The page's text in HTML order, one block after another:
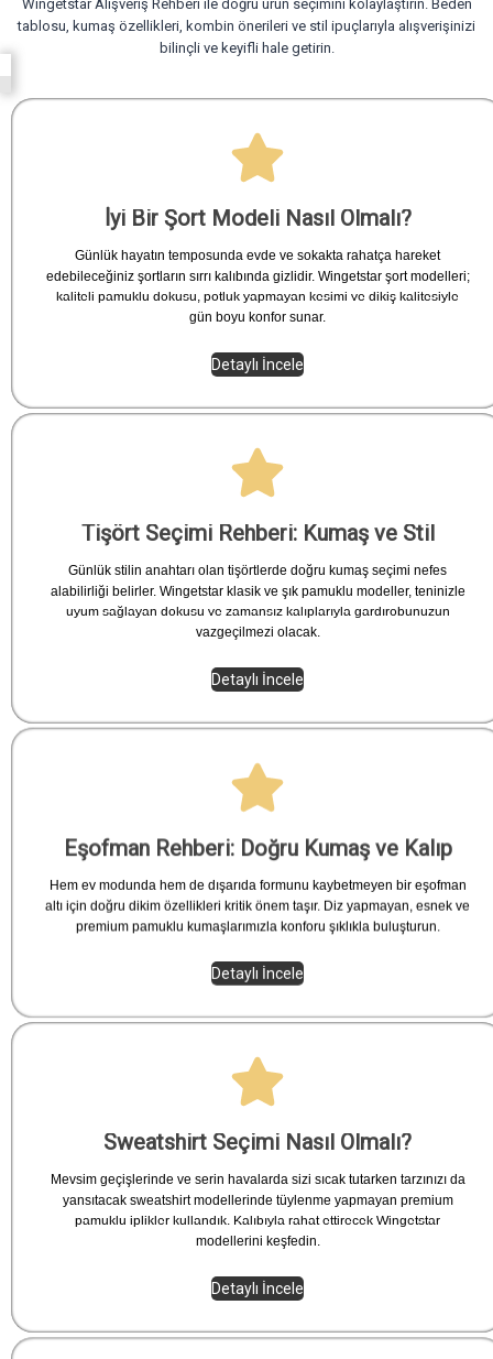
Wingetstar Alışveriş Rehberi ile doğru ürün seçimini kolaylaştırın. Beden
tablosu, kumaş özellikleri, kombin önerileri ve stil ipuçlarıyla alışverişinizi
bilinçli ve keyifli hale getirin.
Detaylı İncele
İyi Bir Şort Modeli Nasıl Olmalı?
Günlük hayatın temposunda evde ve sokakta rahatça hareket
edebileceğiniz şortların sırrı kalıbında gizlidir. Wingetstar şort modelleri;
kaliteli pamuklu dokusu, potluk yapmayan kesimi ve dikiş kalitesiyle
gün boyu konfor sunar.
Detaylı İncele
Günlük stilin anahtarı olan tişörtlerde doğru kumaş seçimi nefes
alabilirliği belirler. Wingetstar klasik ve şık pamuklu modeller, teninizle
uyum sağlayan dokusu ve zamansız kalıplarıyla gardırobunuzun
vazgeçilmezi olacak.
Tişört Seçimi Rehberi: Kumaş ve Stil
Detaylı İncele
Hem ev modunda hem de dışarıda formunu kaybetmeyen bir eşofman
altı için doğru dikim özellikleri kritik önem taşır. Diz yapmayan, esnek ve
premium pamuklu kumaşlarımızla konforu şıklıkla buluşturun.
Eşofman Rehberi: Doğru Kumaş ve Kalıp
Detaylı İncele
Mevsim geçişlerinde ve serin havalarda sizi sıcak tutarken tarzınızı da
yansıtacak sweatshirt modellerinde tüylenme yapmayan premium
pamuklu iplikler kullandık. Kalıbıyla rahat ettirecek Wingetstar
modellerini keşfedin.
Sweatshirt Seçimi Nasıl Olmalı?